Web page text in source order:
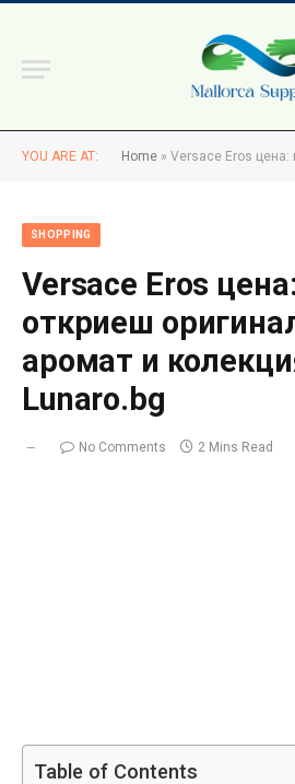
YOU ARE AT: Home » Versace Eros цена: как да откриеш
SHOPPING
Versace Eros
откриеш
аромат и
Lunaro.bg
No Comments 2 Mins Read
Table of Contents